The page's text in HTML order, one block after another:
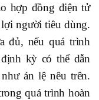
hợp đồng điện tử
người tiêu dùng.
đủ, nếu quá trình
kỳ có thể dẫn
án lệ nêu trên.
quá trình hoàn